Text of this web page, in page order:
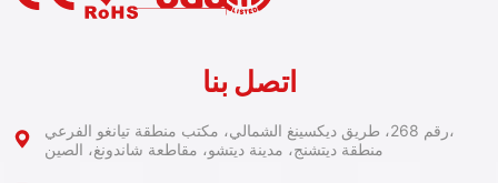
اتصل بنا
رقم 268، طريق ديكسينغ الشمالي، مكتب منطقة تيانغو الفرعي،
منطقة ديتشنج، مدينة ديتشو، مقاطعة شاندونغ، الصين